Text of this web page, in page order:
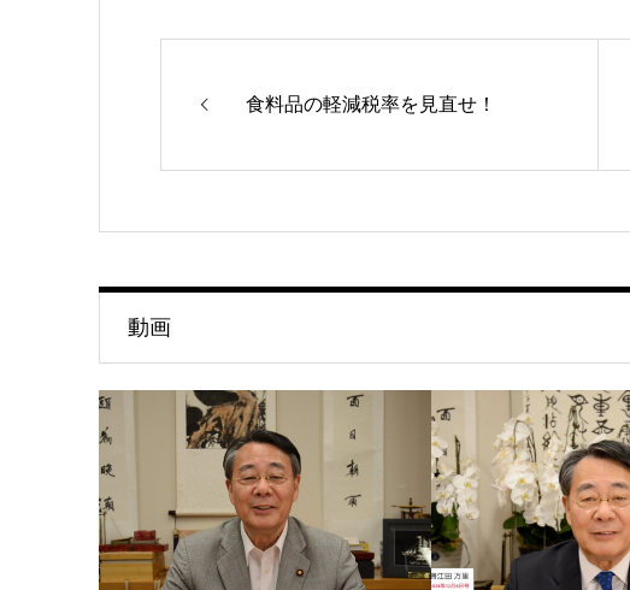
食料品の軽減税率を見直せ！
動画